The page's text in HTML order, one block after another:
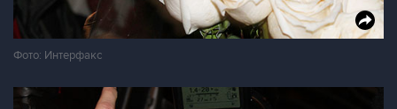
Фото: Интерфакс